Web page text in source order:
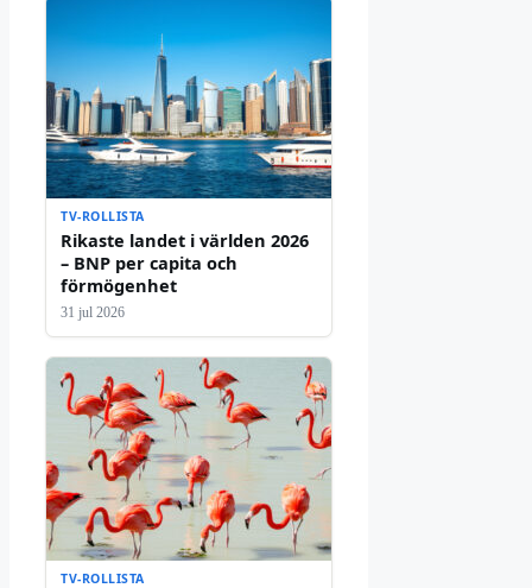
TV-ROLLISTA
Rikaste landet i världen 2026
– BNP per capita och
förmögenhet
31 jul 2026
TV-ROLLISTA